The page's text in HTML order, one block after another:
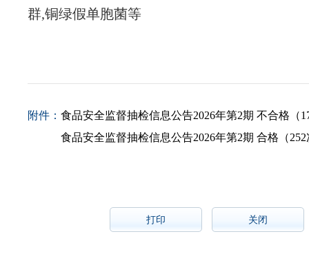
群,铜绿假单胞菌等
附件： 食品安全监督抽检信息公告2026年第2期 不合格（
食品安全监督抽检信息公告2026年第2期 合格（252
打印 关闭